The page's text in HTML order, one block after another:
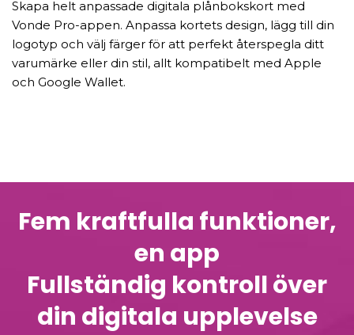
Skapa helt anpassade digitala plånbokskort med
Vonde Pro-appen. Anpassa kortets design, lägg till din
logotyp och välj färger för att perfekt återspegla ditt
varumärke eller din stil, allt kompatibelt med Apple
och Google Wallet.
Fem kraftfulla funktioner,
en app
Fullständig kontroll över
din digitala upplevelse